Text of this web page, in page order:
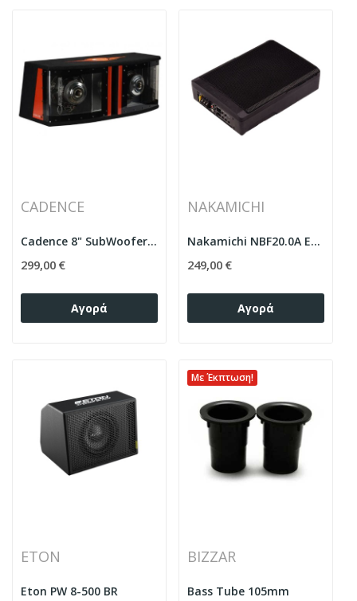
CADENCE
Cadence 8" SubWoofer Ενεργό Box XLERATOR8.2 360...
299,00 €
Αγορά
NAKAMICHI
Nakamichi NBF20.0A Ενεργό Subwoofer
249,00 €
Αγορά
ETON
Eton PW 8-500 BR
Με Έκπτωση!
BIZZAR
Bass Tube 105mm